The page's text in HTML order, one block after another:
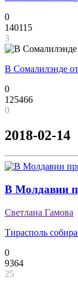
0
140115
3
В Сомалилэнде
0
125466
0
2018-02-14
В Молдавии
Светлана Гамова
Тирасполь
0
9364
25